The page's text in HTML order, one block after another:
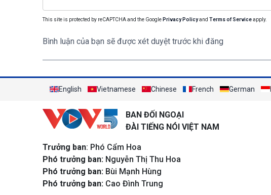
This site is protected by reCAPTCHA and the Google Privacy Policyand Terms of Serviceapply.
Bình luận của bạn sẽ được xét duyệt trước khi đăng
English Vietnamese Chinese French German
BAN ĐỐI NGOẠI
ĐÀI TIẾNG NÓI VIỆT NAM
Trưởng ban: Phó Cẩm Hoa
Phó trưởng ban: Nguyễn Thị Thu Hoa
Phó trưởng ban: Bùi Mạnh Hùng
Phó trưởng ban: Cao Đình Trung